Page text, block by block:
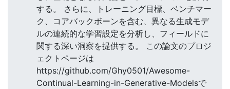
する。 さらに、トレーニング目標、ベンチマー
ク、コアバックボーンを含む、異なる生成モデ
ルの連続的な学習設定を分析し、フィールドに
関する深い洞察を提供する。 この論文のプロジ
ェクトページは
https://github.com/Ghy0501/Awesome-
Continual-Learning-in-Generative-Modelsで